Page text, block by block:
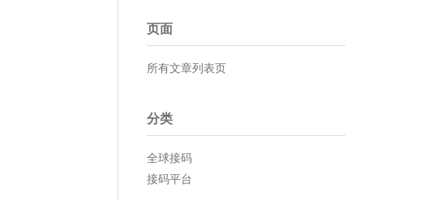
页面
所有文章列表页
分类
全球接码
接码平台